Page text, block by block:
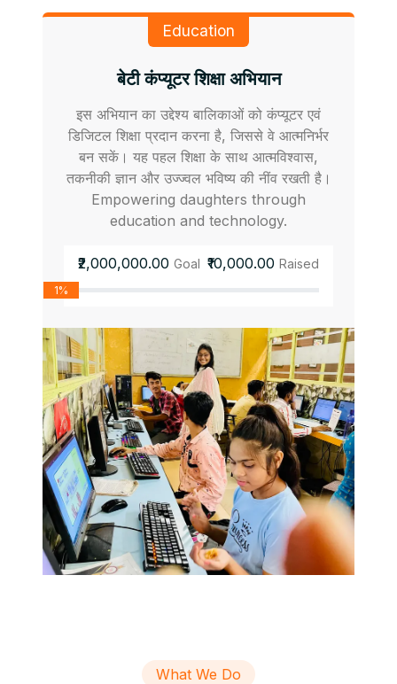
Education
बेटी कंप्यूटर शिक्षा अभियान
इस अभियान का उद्देश्य बालिकाओं को कंप्यूटर एवं
डिजिटल शिक्षा प्रदान करना है, जिससे वे आत्मनिर्भर
बन सकें। यह पहल शिक्षा के साथ आत्मविश्वास,
तकनीकी ज्ञान और उज्ज्वल भविष्य की नींव रखती है।
Empowering daughters through
education and technology.
₹2,000,000.00 Goal ₹10,000.00 Raised
1%
What We Do